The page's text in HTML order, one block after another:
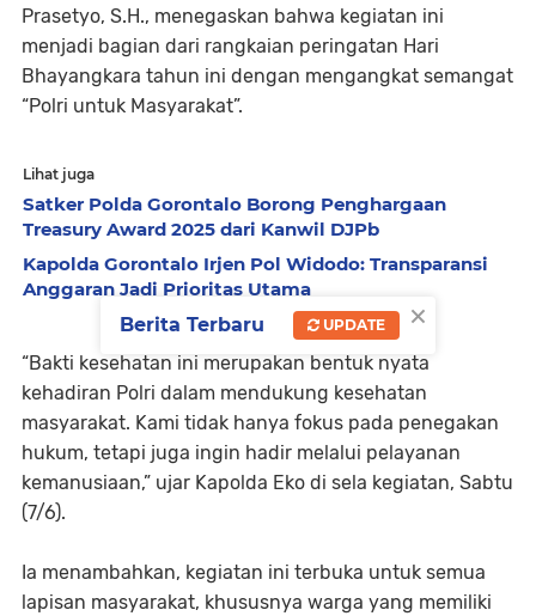
Prasetyo, S.H., menegaskan bahwa kegiatan ini
menjadi bagian dari rangkaian peringatan Hari
Bhayangkara tahun ini dengan mengangkat semangat
“Polri untuk Masyarakat”.
Lihat juga
Satker Polda Gorontalo Borong Penghargaan
Treasury Award 2025 dari Kanwil DJPb
Kapolda Gorontalo Irjen Pol Widodo: Transparansi
Anggaran Jadi Prioritas Utama
“Bakti kesehatan ini merupakan bentuk nyata
kehadiran Polri dalam mendukung kesehatan
masyarakat. Kami tidak hanya fokus pada penegakan
hukum, tetapi juga ingin hadir melalui pelayanan
kemanusiaan,” ujar Kapolda Eko di sela kegiatan, Sabtu
(7/6).
Ia menambahkan, kegiatan ini terbuka untuk semua
lapisan masyarakat, khususnya warga yang memiliki
×
Berita Terbaru UPDATE